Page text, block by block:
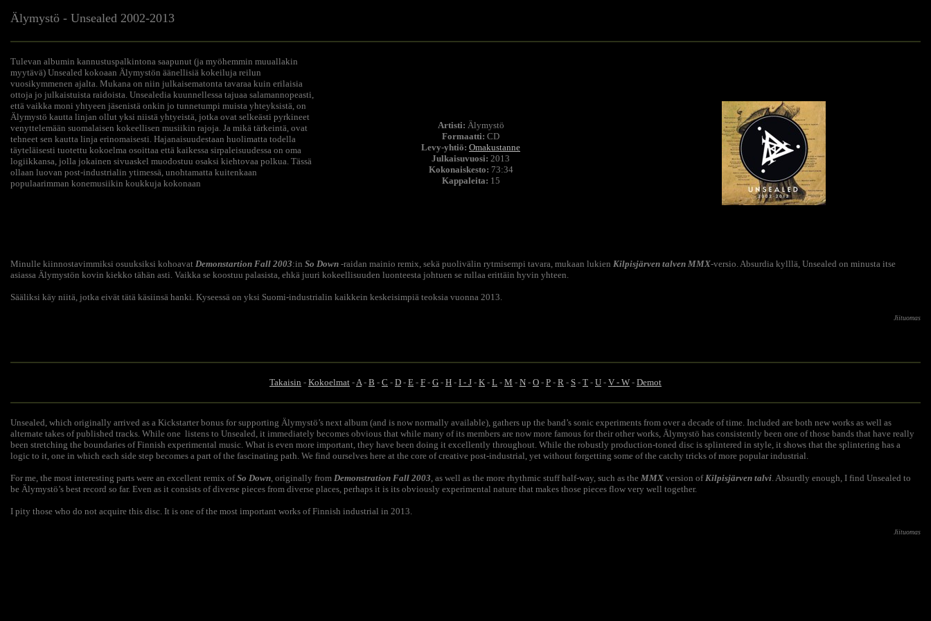
Älymystö - Unsealed 2002-2013
Tulevan albumin kannustuspalkintona saapunut (ja myöhemmin muuallakin
myytävä) Unsealed kokoaan Älymystön äänellisiä kokeiluja reilun
vuosikymmenen ajalta. Mukana on niin julkaisematonta tavaraa kuin erilaisia
ottoja jo julkaistuista raidoista. Unsealedia kuunnellessa tajuaa salamannopeasti,
että vaikka moni yhtyeen jäsenistä onkin jo tunnetumpi muista yhteyksistä, on
Älymystö kautta linjan ollut yksi niistä yhtyeistä, jotka ovat selkeästi pyrkineet
venyttelemään suomalaisen kokeellisen musiikin rajoja. Ja mikä tärkeintä, ovat
tehneet sen kautta linja erinomaisesti. Hajanaisuudestaan huolimatta todella
täyteläisesti tuotettu kokoelma osoittaa että kaikessa sirpaleisuudessa on oma
logiikkansa, jolla jokainen sivuaskel muodostuu osaksi kiehtovaa polkua. Tässä
ollaan luovan post-industrialin ytimessä, unohtamatta kuitenkaan
populaarimman konemusiikin koukkuja kokonaan
Artisti: Älymystö
Formaatti: CD
Levy-yhtiö: Omakustanne
Julkaisuvuosi: 2013
Kokonaiskesto: 73:34
Kappaleita: 15
Minulle kiinnostavimmiksi osuuksiksi kohoavat Demonstartion Fall 2003:in So Down -raidan mainio remix, sekä puolivälin rytmisempi tavara, mukaan lukien Kilpisjärven talven MMX-versio. Absurdia kylllä, Unsealed on minusta itse
asiassa Älymystön kovin kiekko tähän asti. Vaikka se koostuu palasista, ehkä juuri kokeellisuuden luonteesta johtuen se rullaa erittäin hyvin yhteen.
Sääliksi käy niitä, jotka eivät tätä käsiinsä hanki. Kyseessä on yksi Suomi-industrialin kaikkein keskeisimpiä teoksia vuonna 2013.
Jiituomas
Takaisin - Kokoelmat -A- B - C - D - E - F - G - H - I - J - K - L - M - N - O - P - R - S - T - U - V - W - Demot
Unsealed, which originally arrived as a Kickstarter bonus for supporting Älymystö’s next album (and is now normally available), gathers up the band’s sonic experiments from over a decade of time. Included are both new works as well as
alternate takes of published tracks. While one listens to Unsealed, it immediately becomes obvious that while many of its members are now more famous for their other works, Älymystö has consistently been one of those bands that have really
been stretching the boundaries of Finnish experimental music. What is even more important, they have been doing it excellently throughout. While the robustly production-toned disc is splintered in style, it shows that the splintering has a
logic to it, one in which each side step becomes a part of the fascinating path. We find ourselves here at the core of creative post-industrial, yet without forgetting some of the catchy tricks of more popular industrial.
For me, the most interesting parts were an excellent remix ofSo Down, originally from Demonstration Fall 2003, as well as the more rhythmic stuff half-way, such as the MMX version ofKilpisjärven talvi. Absurdly enough, I find Unsealed to
be Älymystö’s best record so far. Even as it consists of diverse pieces from diverse places, perhaps it is its obviously experimental nature that makes those pieces flow very well together.
I pity those who do not acquire this disc. It is one of the most important works of Finnish industrial in 2013.
Jiituomas